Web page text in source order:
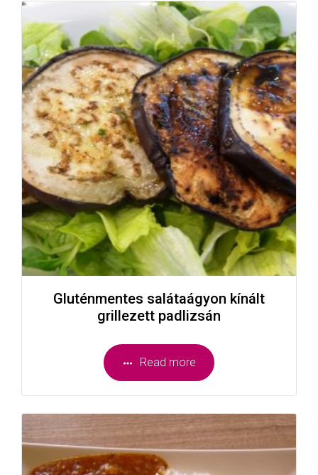
Gluténmentes salátaágyon kínált
grillezett padlizsán
Read more